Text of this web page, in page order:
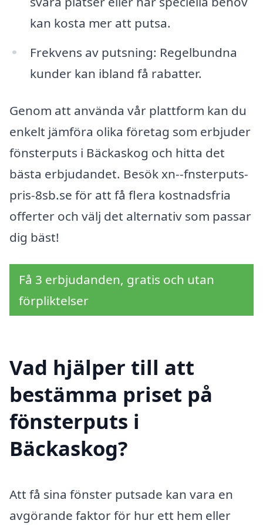
kan kosta mer att putsa.
Frekvens av putsning: Regelbundna
kunder kan ibland få rabatter.
Genom att använda vår plattform kan du
enkelt jämföra olika företag som erbjuder
fönsterputs i Bäckaskog och hitta det
bästa erbjudandet. Besök xn--fnsterputs-
pris-8sb.se för att få flera kostnadsfria
offerter och välj det alternativ som passar
dig bäst!
Få 3 erbjudanden, gratis och utan
förpliktelser
Vad hjälper till att
bestämma priset på
fönsterputs i
Bäckaskog?
Att få sina fönster putsade kan vara en
avgörande faktor för hur ett hem eller